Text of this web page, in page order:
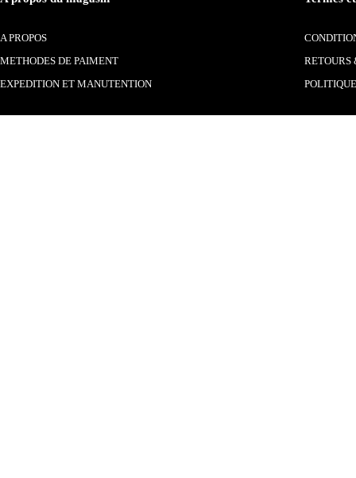
A PROPOS
METHODES DE PAIMENT
EXPEDITION ET MANUTENTION
RETOURS